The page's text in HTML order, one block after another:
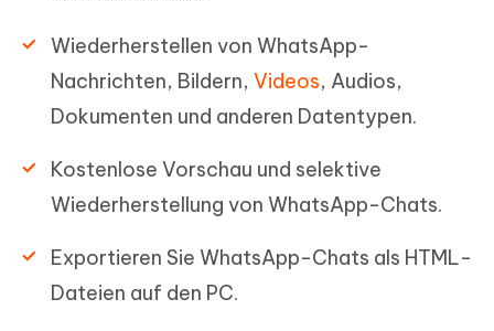
Wiederherstellen von WhatsApp-
Nachrichten, Bildern, Videos, Audios,
Dokumenten und anderen Datentypen.
Kostenlose Vorschau und selektive
Wiederherstellung von WhatsApp-Chats.
Exportieren Sie WhatsApp-Chats als HTML-
Dateien auf den PC.